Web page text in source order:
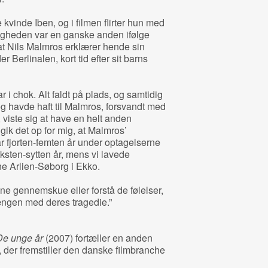
Iben, og i filmen flirter hun med
var en ganske anden ifølge
Nils Malmros erklærer hende sin
Berlinalen, kort tid efter sit barns
i chok. Alt faldt på plads, og samtidig
havde haft til Malmros, forsvandt med
sig at have en helt anden
det op for mig, at Malmros’
fjorten-femten år under optagelserne
sytten år, mens vi lavede
Arlien-Søborg i Ekko.
gennemskue eller forstå de følelser,
med deres tragedie.”
unge år(2007) fortæller en anden
fremstiller den danske filmbranche